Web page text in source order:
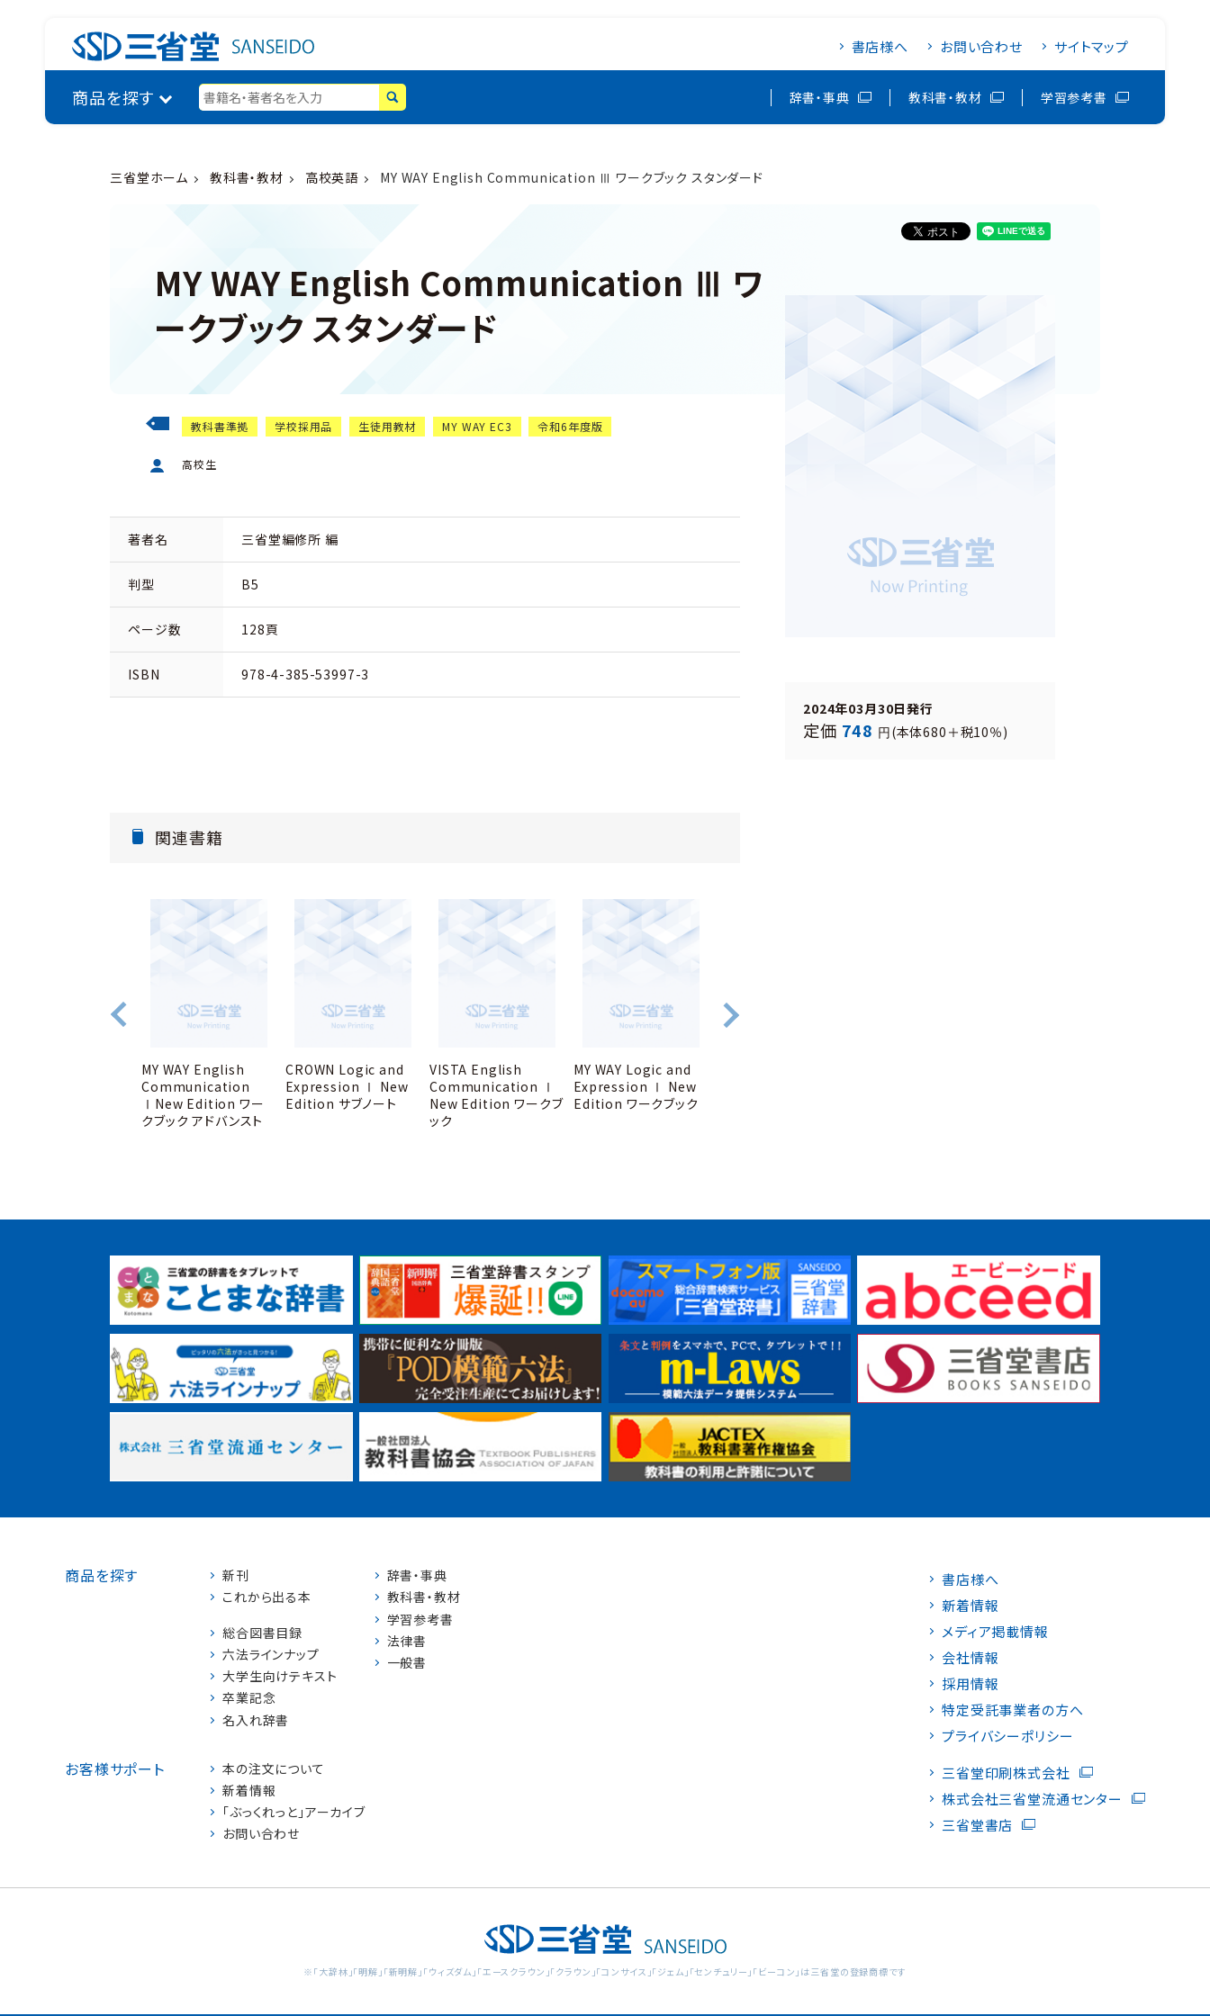
書店様へ お問い合わせ サイトマップ
商品を探す 辞書・事典 教科書・教材 学習参考書
三省堂ホーム 教科書・教材 高校英語 MY WAY English Communication Ⅲ ワークブック スタンダード
MY WAY English Communication Ⅲ ワ
ークブック スタンダード
教科書準拠 学校採用品 生徒用教材 MY WAY EC3 令和6年度版
高校生
著者名 三省堂編修所 編
判型 B5
ページ数 128頁
ISBN 978-4-385-53997-3
関連書籍
MY WAY English
Communication
ⅠNew Edition ワー
クブック アドバンスト
CROWN Logic and
Expression Ⅰ New
Edition サブノート
VISTA English
Communication Ⅰ
New Edition ワークブ
ック
MY WAY Logic and
Expression Ⅰ New
Edition ワークブック
2024年03月30日発行
定価 748 円 (本体680＋税10％)
商品を探す
新刊
これから出る本
総合図書目録
六法ラインナップ
大学生向けテキスト
卒業記念
名入れ辞書
辞書・事典
教科書・教材
学習参考書
法律書
一般書
お客様サポート
本の注文について
新着情報
「ぶっくれっと」アーカイブ
お問い合わせ
書店様へ
新着情報
メディア掲載情報
会社情報
採用情報
特定受託事業者の方へ
プライバシーポリシー
三省堂印刷株式会社
株式会社三省堂流通センター
三省堂書店
※「大辞林」「明解」「新明解」「ウィズダム」「エースクラウン」「クラウン」「コンサイス」「ジェム」「センチュリー」「ビーコン」は三省堂の登録商標です